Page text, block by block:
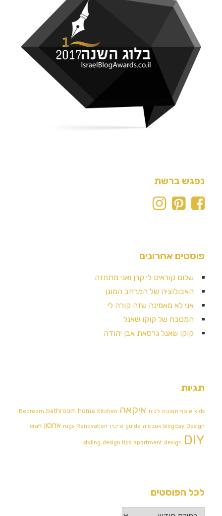
נפגש ברשת
פוסטים אחרונים
שלום קוראים לי קרן ואני מתחזה
האבולוציה של המרחב המוגן
אני לא מאמינה שזה קורה לי
המטבח של קוקו שאנל
קוקו שאנל גרסאת אבן יהודה
תגיות
kids אוסף תמונות לבית איקאה Bedroom bathroom home Kitchen
blogday Design אמבטיה guide אייטיז rugs Renovation אחסון craft
styling design tips apartment design DIY
לכל הפוסטים
לכל